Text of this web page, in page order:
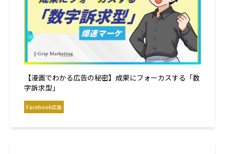
【漫画でわかる広告の秘密】成果にフォーカスする「数
字訴求型」
Facebook広告